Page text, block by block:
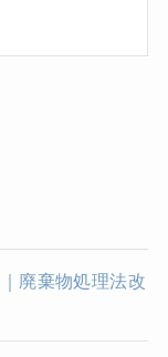
廃棄物処理法改